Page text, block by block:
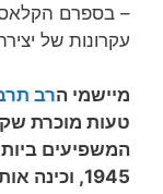
– בספרם הקלאסי
עקרונות של
מיישמי הרב
טעות מוכרת
1945, וכינה אותה